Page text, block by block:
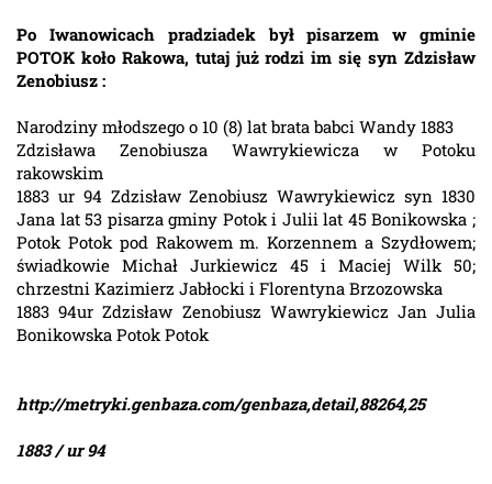
Po Iwanowicach pradziadek był pisarzem w gminie
POTOK koło Rakowa, tutaj już rodzi im się syn Zdzisław
Zenobiusz :
Narodziny młodszego o 10 (8) lat brata babci Wandy 1883
Zdzisława Zenobiusza Wawrykiewicza w Potoku
rakowskim
1883 ur 94 Zdzisław Zenobiusz Wawrykiewicz syn 1830
Jana lat 53 pisarza gminy Potok i Julii lat 45 Bonikowska ;
Potok Potok pod Rakowem m. Korzennem a Szydłowem;
świadkowie Michał Jurkiewicz 45 i Maciej Wilk 50;
chrzestni Kazimierz Jabłocki i Florentyna Brzozowska
1883 94ur Zdzisław Zenobiusz Wawrykiewicz Jan Julia
Bonikowska Potok Potok
http://metryki.genbaza.com/genbaza,detail,88264,25
1883 / ur 94